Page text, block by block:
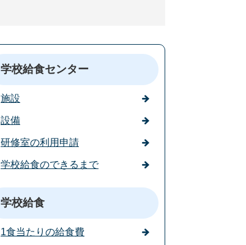
学校給食センター
施設
設備
研修室の利用申請
学校給食のできるまで
学校給食
1食当たりの給食費